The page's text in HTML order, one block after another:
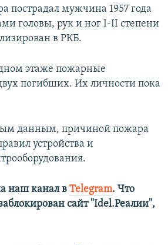
пострадал мужчина 1957 года
головы, рук и ног I-II степени
в РКБ.
этаже пожарные
погибших. Их личности пока
данным, причиной пожара
устройства и
наш канал в Telegram. Что
сайт "Idel.Реалии",